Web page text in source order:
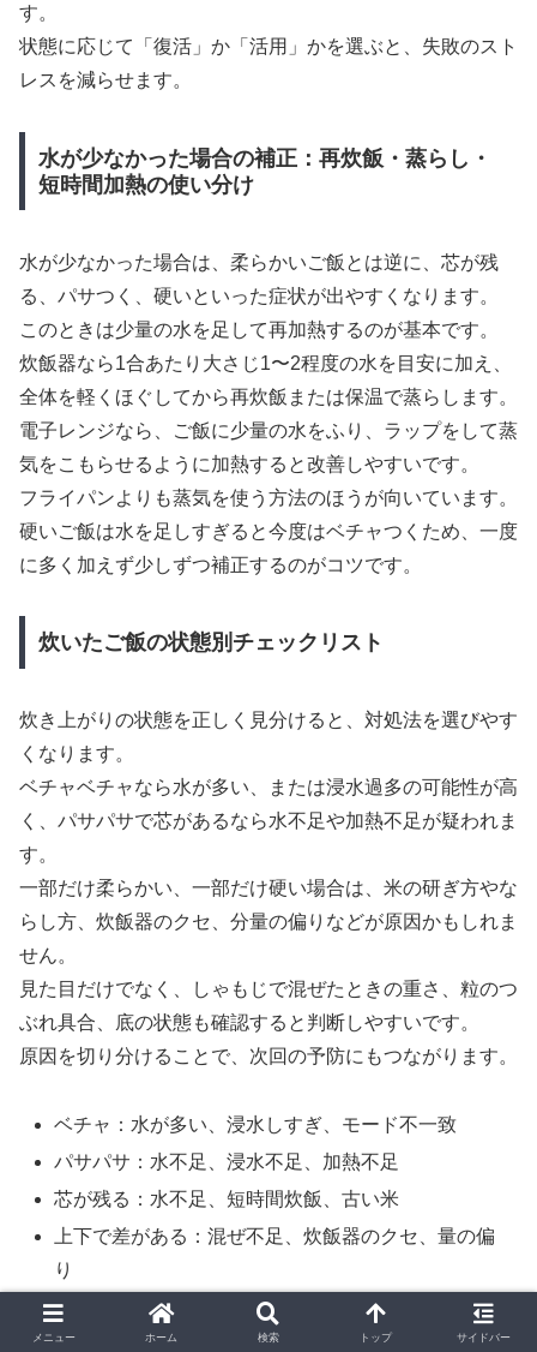
す。
状態に応じて「復活」か「活用」かを選ぶと、失敗のスト
レスを減らせます。
水が少なかった場合の補正：再炊飯・蒸らし・
短時間加熱の使い分け
水が少なかった場合は、柔らかいご飯とは逆に、芯が残
る、パサつく、硬いといった症状が出やすくなります。
このときは少量の水を足して再加熱するのが基本です。
炊飯器なら1合あたり大さじ1〜2程度の水を目安に加え、
全体を軽くほぐしてから再炊飯または保温で蒸らします。
電子レンジなら、ご飯に少量の水をふり、ラップをして蒸
気をこもらせるように加熱すると改善しやすいです。
フライパンよりも蒸気を使う方法のほうが向いています。
硬いご飯は水を足しすぎると今度はベチャつくため、一度
に多く加えず少しずつ補正するのがコツです。
炊いたご飯の状態別チェックリスト
炊き上がりの状態を正しく見分けると、対処法を選びやす
くなります。
ベチャベチャなら水が多い、または浸水過多の可能性が高
く、パサパサで芯があるなら水不足や加熱不足が疑われま
す。
一部だけ柔らかい、一部だけ硬い場合は、米の研ぎ方やな
らし方、炊飯器のクセ、分量の偏りなどが原因かもしれま
せん。
見た目だけでなく、しゃもじで混ぜたときの重さ、粒のつ
ぶれ具合、底の状態も確認すると判断しやすいです。
原因を切り分けることで、次回の予防にもつながります。
ベチャ：水が多い、浸水しすぎ、モード不一致
パサパサ：水不足、浸水不足、加熱不足
芯が残る：水不足、短時間炊飯、古い米
上下で差がある：混ぜ不足、炊飯器のクセ、量の偏
り
底だけ硬い：保温しすぎ、蒸らし不足
メニュー ホーム 検索 トップ サイドバー